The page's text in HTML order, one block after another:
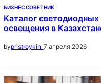
БИЗНЕС СОВЕТНИК
Каталог
освещения в
bypristroykin_ 7 апреля 2026